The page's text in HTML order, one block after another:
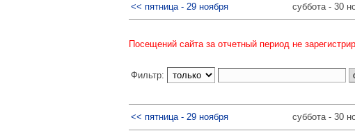
<< пятница - 29 ноября суббота - 30
Посещений сайта за отчетный период не
Фильтр:
<< пятница - 29 ноября суббота - 30